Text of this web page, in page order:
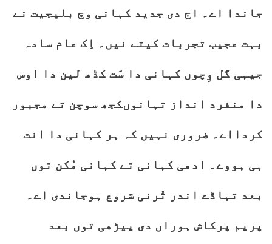
جاندا اے۔ اج دی جدید کہانی وچ بلیجیت نے
بہت عجیب تجربات کیتے نیں۔ اِک عام سادہ
جیہی گل وِچوں کہانی دا سَت کڈھ لین دا اوس
دا منفرد انداز تہانوںکجھ سوچن تے مجبور
کردااے۔ ضروری نہیں کہ ہر کہانی دا انت
ہی ہووے۔ ادھی کہانی تے کہانی مُکن توں
بعد تہاڈے اندر تُرنی شروع ہوجاندی اے۔
پریم پرکاش ہوراں دی پیڑھی توں بعد